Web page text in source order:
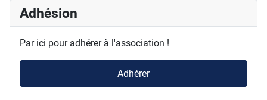
Adhésion
Par ici pour adhérer à l'association !
Adhérer